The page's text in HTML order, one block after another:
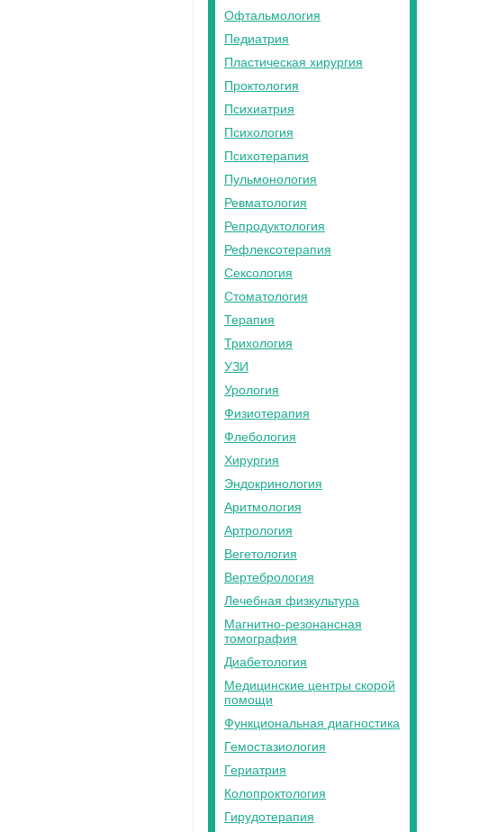
Офтальмология
Педиатрия
Пластическая хирургия
Проктология
Психиатрия
Психология
Психотерапия
Пульмонология
Ревматология
Репродуктология
Рефлексотерапия
Сексология
Стоматология
Терапия
Трихология
УЗИ
Урология
Физиотерапия
Флебология
Хирургия
Эндокринология
Аритмология
Артрология
Вегетология
Вертебрология
Лечебная физкультура
Магнитно-резонансная
томография
Диабетология
Медицинские центры скорой
помощи
Функциональная диагностика
Гемостазиология
Гериатрия
Колопроктология
Гирудотерапия